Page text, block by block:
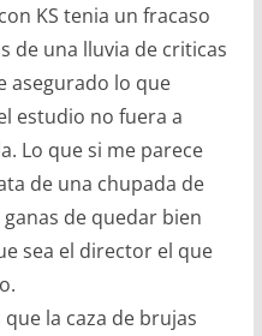
KS tenia un fracaso
de una lluvia de criticas
asegurado lo que
estudio no fuera a
Lo que si me parece
de una chupada de
de quedar bien
sea el director el que
la caza de brujas